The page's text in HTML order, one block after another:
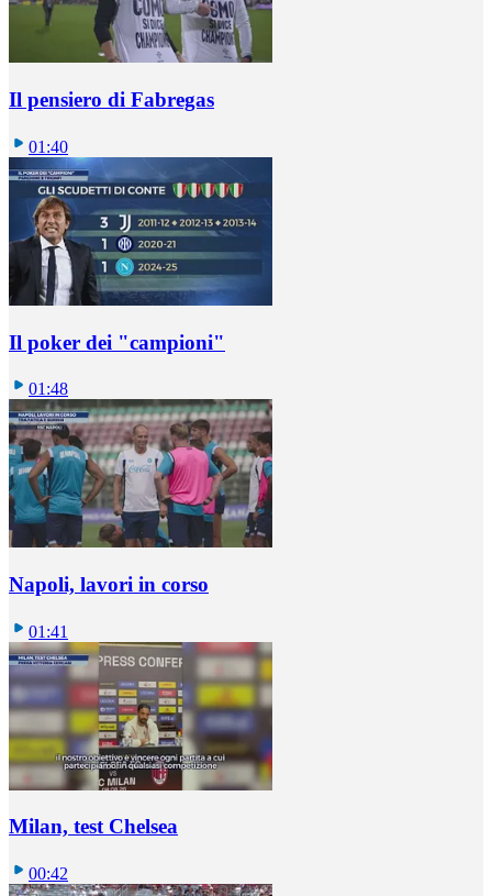
Il pensiero di Fabregas
01:40
Il poker dei "campioni"
01:48
Napoli, lavori in corso
01:41
Milan, test Chelsea
00:42